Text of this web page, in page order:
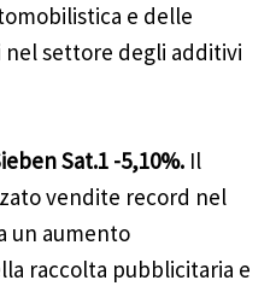
e delle
nel settore degli additivi
Sat.1 -5,10%. Il
vendite record nel
un aumento
raccolta pubblicitaria e